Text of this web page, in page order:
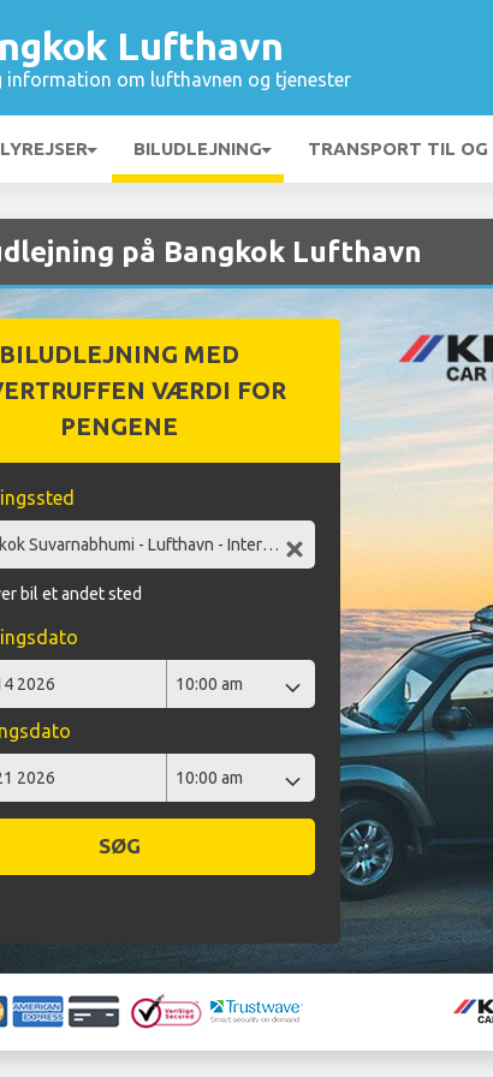
Lufthavn
information om lufthavnen og tjenester
BILUDLEJNING TRANSPORT TIL
på Bangkok Lufthavn
BILUDLEJNING MED
VÆRDI FOR
PENGENE
bil et andet sted
SØG